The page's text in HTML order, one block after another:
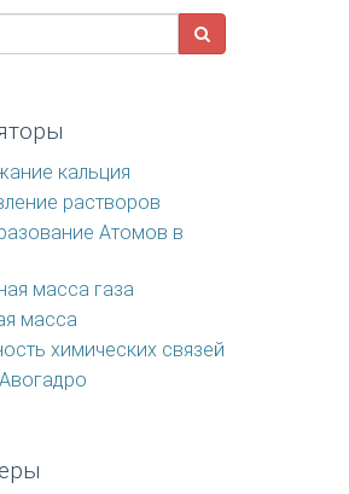
кальция
растворов
Атомов в
масса газа
масса
химических связей